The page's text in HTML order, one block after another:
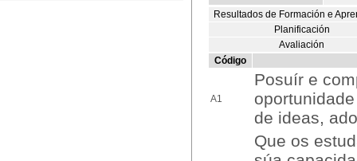
Resultados de Formación e
Planificación
Avaliación
Código
A1
Posuír e
de ideas,
Que os